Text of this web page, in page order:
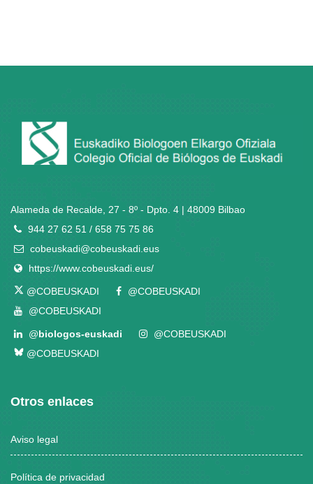
Alameda de Recalde, 27 - 8º - Dpto. 4 | 48009 Bilbao
944 27 62 51 / 658 75 75 86
cobeuskadi@cobeuskadi.eus
https://www.cobeuskadi.eus/
@COBEUSKADI
@COBEUSKADI
@COBEUSKADI
@biologos-euskadi
@COBEUSKADI
@COBEUSKADI
Otros enlaces
Aviso legal
Política de privacidad